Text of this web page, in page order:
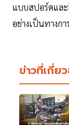
แบบสปอร์ตแล
อย่างเป็นทางก
ข่าวที่เกี่ย